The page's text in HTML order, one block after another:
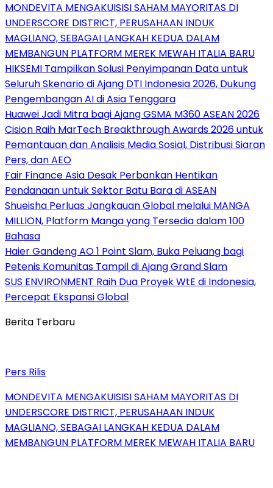
MONDEVITA MENGAKUISISI SAHAM MAYORITAS DI
UNDERSCORE DISTRICT, PERUSAHAAN INDUK
MAGLIANO, SEBAGAI LANGKAH KEDUA DALAM
MEMBANGUN PLATFORM MEREK MEWAH ITALIA BARU
HIKSEMI Tampilkan Solusi Penyimpanan Data untuk
Seluruh Skenario di Ajang DTI Indonesia 2026, Dukung
Pengembangan AI di Asia Tenggara
Huawei Jadi Mitra bagi Ajang GSMA M360 ASEAN 2026
Cision Raih MarTech Breakthrough Awards 2026 untuk
Pemantauan dan Analisis Media Sosial, Distribusi Siaran
Pers, dan AEO
Fair Finance Asia Desak Perbankan Hentikan
Pendanaan untuk Sektor Batu Bara di ASEAN
Shueisha Perluas Jangkauan Global melalui MANGA
MILLION, Platform Manga yang Tersedia dalam 100
Bahasa
Haier Gandeng AO 1 Point Slam, Buka Peluang bagi
Petenis Komunitas Tampil di Ajang Grand Slam
SUS ENVIRONMENT Raih Dua Proyek WtE di Indonesia,
Percepat Ekspansi Global
Berita Terbaru
Pers Rilis
MONDEVITA MENGAKUISISI SAHAM MAYORITAS DI
UNDERSCORE DISTRICT, PERUSAHAAN INDUK
MAGLIANO, SEBAGAI LANGKAH KEDUA DALAM
MEMBANGUN PLATFORM MEREK MEWAH ITALIA BARU